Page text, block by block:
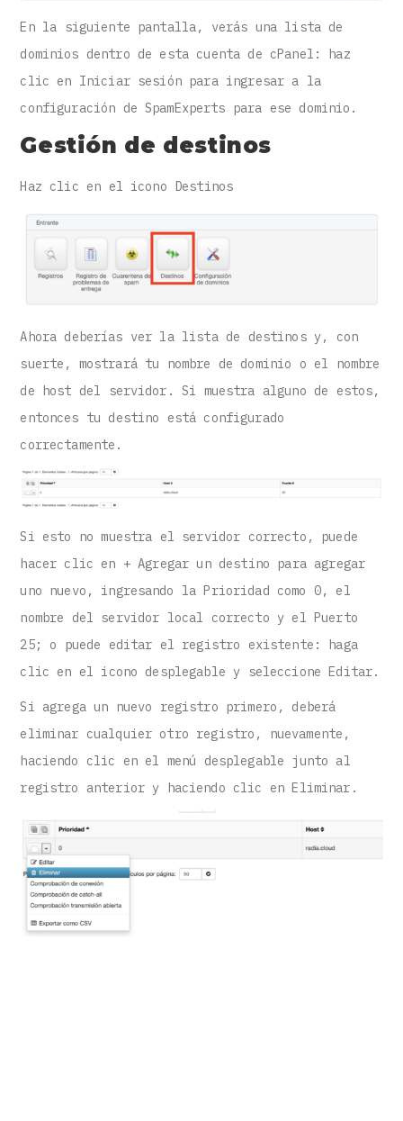
En la siguiente pantalla, verás una lista de
dominios dentro de esta cuenta de cPanel: haz
clic en Iniciar sesión para ingresar a la
configuración de SpamExperts para ese dominio.
Gestión de destinos
Haz clic en el icono Destinos
Ahora deberías ver la lista de destinos y, con
suerte, mostrará tu nombre de dominio o el nombre
de host del servidor. Si muestra alguno de estos,
entonces tu destino está configurado
correctamente.
Si esto no muestra el servidor correcto, puede
hacer clic en + Agregar un destino para agregar
uno nuevo, ingresando la Prioridad como 0, el
nombre del servidor local correcto y el Puerto
25; o puede editar el registro existente: haga
clic en el icono desplegable y seleccione Editar.
Si agrega un nuevo registro primero, deberá
eliminar cualquier otro registro, nuevamente,
haciendo clic en el menú desplegable junto al
registro anterior y haciendo clic en Eliminar.